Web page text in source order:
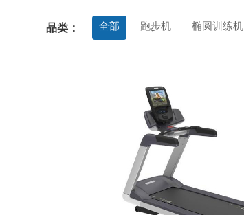
品类： 全部 跑步机 椭圆训练机